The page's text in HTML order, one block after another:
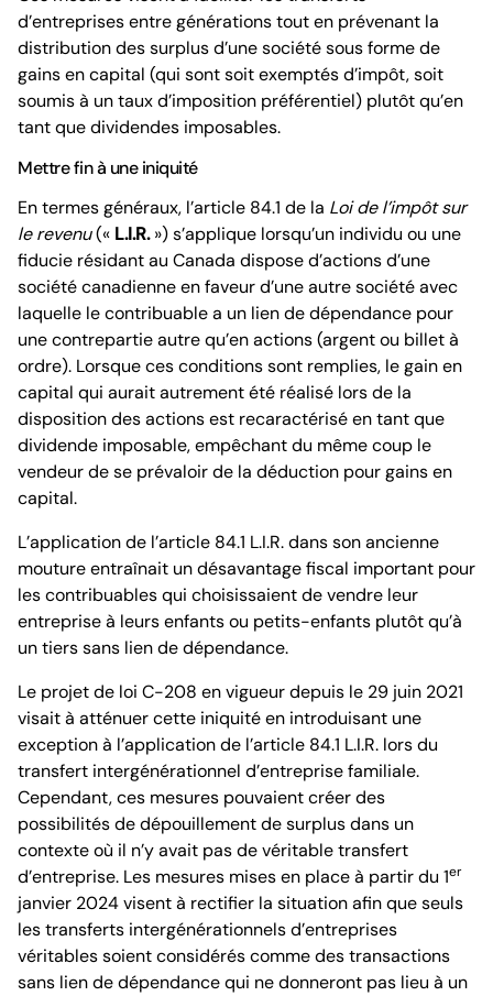
d’entreprises entre générations tout en prévenant la
distribution des surplus d’une société sous forme de
gains en capital (qui sont soit exemptés d’impôt, soit
soumis à un taux d’imposition préférentiel) plutôt qu’en
tant que dividendes imposables.
Mettre fin à une iniquité
En termes généraux, l’article 84.1 de la Loi de l’impôt sur
le revenu(« L.I.R.») s’applique lorsqu’un individu ou une
fiducie résidant au Canada dispose d’actions d’une
société canadienne en faveur d’une autre société avec
laquelle le contribuable a un lien de dépendance pour
une contrepartie autre qu’en actions (argent ou billet à
ordre). Lorsque ces conditions sont remplies, le gain en
capital qui aurait autrement été réalisé lors de la
disposition des actions est recaractérisé en tant que
dividende imposable, empêchant du même coup le
vendeur de se prévaloir de la déduction pour gains en
capital.
L’application de l’article 84.1 L.I.R. dans son ancienne
mouture entraînait un désavantage fiscal important pour
les contribuables qui choisissaient de vendre leur
entreprise à leurs enfants ou petits-enfants plutôt qu’à
un tiers sans lien de dépendance.
Le projet de loi C-208 en vigueur depuis le 29 juin 2021
visait à atténuer cette iniquité en introduisant une
exception à l’application de l’article 84.1 L.I.R. lors du
transfert intergénérationnel d’entreprise familiale.
Cependant, ces mesures pouvaient créer des
possibilités de dépouillement de surplus dans un
contexte où il n’y avait pas de véritable transfert
d’entreprise. Les mesures mises en place à partir du 1er
janvier 2024 visent à rectifier la situation afin que seuls
les transferts intergénérationnels d’entreprises
véritables soient considérés comme des transactions
sans lien de dépendance qui ne donneront pas lieu à un